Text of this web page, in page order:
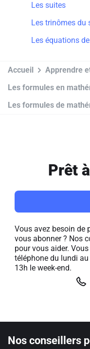
Les suites
Les trinômes du
Les équations
Accueil
Apprendre
Les formules en
Les formules de
Prêt
Vous avez besoin de
vous abonner ? Nos
pour vous aider.
téléphone du lundi
13h le week-end.
Nos conseillers